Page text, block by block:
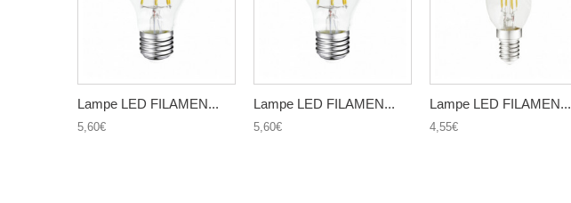
Lampe LED FILAMEN...
5,60€
Lampe LED FILAMEN...
5,60€
Lampe LED FILAMEN...
4,55€